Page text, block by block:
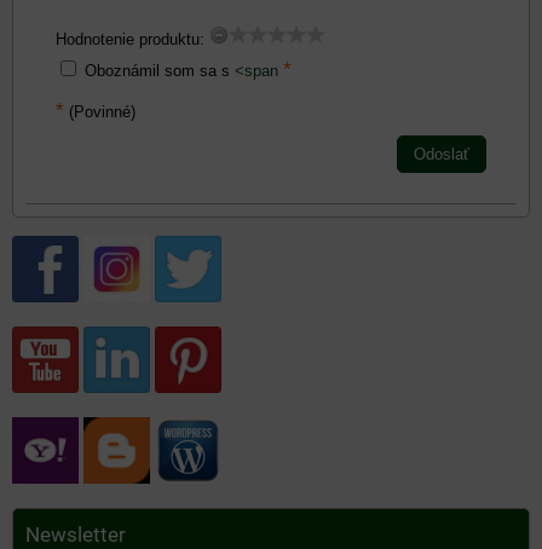
Hodnotenie produktu:
Oboznámil som sa s <span *
* (Povinné)
Odoslať
Newsletter